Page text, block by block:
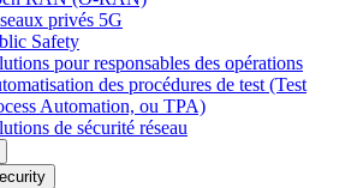
privés 5G
Safety
pour responsables des opérations
des procédures de test (Test
Automation, ou TPA)
de sécurité réseau